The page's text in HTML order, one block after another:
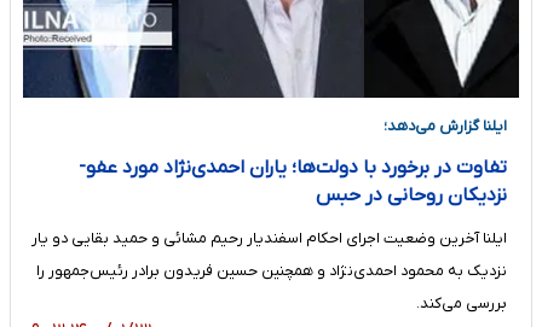
ایلنا گزارش می‌دهد؛
تفاوت در برخورد با دولت‌ها؛ یاران احمدی‌نژاد مورد عفو-
نزدیکان روحانی در حبس
ایلنا آخرین وضعیت اجرای احکام اسفندیار رحیم مشائی و حمید بقایی دو یار
نزدیک به محمود احمدی‌نژاد و همچنین حسین فریدون برادر رئیس‌جمهور را
بررسی می‌کند.